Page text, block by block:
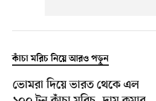
কাঁচা মরিচ নিয়ে আরও পড়ুন
ভোমরা দিয়ে ভারত থেকে এল